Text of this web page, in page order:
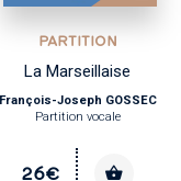
PARTITION
La Marseillaise
François-Joseph GOSSEC
Partition vocale
26€